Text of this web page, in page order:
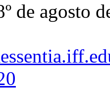
de agosto